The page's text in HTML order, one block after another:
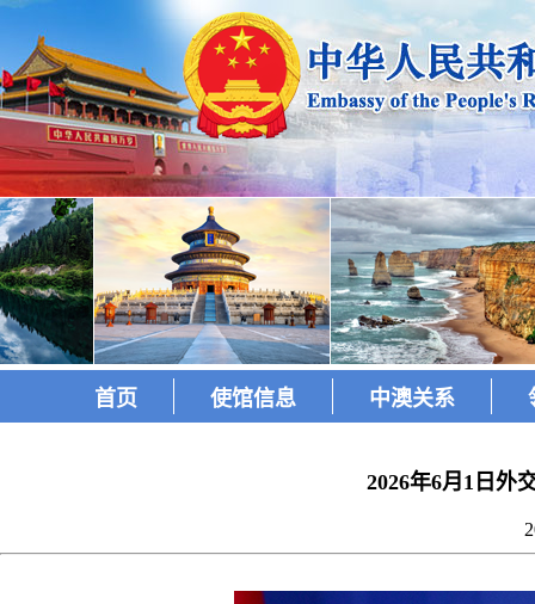
首页 使馆信息 中澳关系
2026年6月1日外